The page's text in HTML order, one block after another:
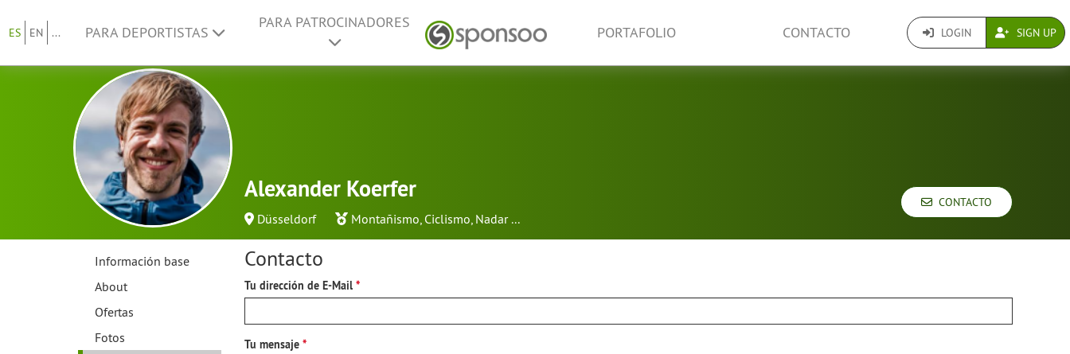
ES EN ... PARA DEPORTISTAS
PARA PATROCINADORES
PORTAFOLIO CONTACTO LOGIN SIGN UP
Alexander Koerfer
Düsseldorf Montañismo, Ciclismo, Nadar...
CONTACTO
Información base
About
Ofertas
Fotos
Contacto
Tu dirección de E-Mail
Tu mensaje